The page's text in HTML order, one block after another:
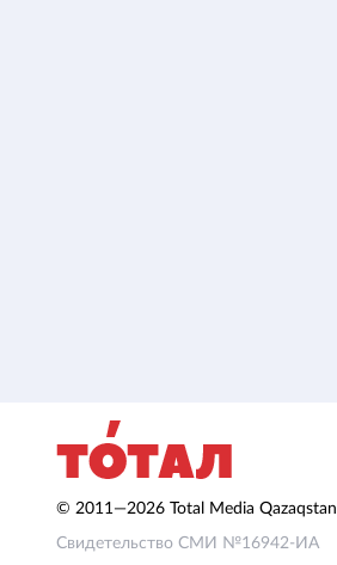
© 2011—2026 Total Media Qazaqstan
Свидетельство СМИ №16942-ИА